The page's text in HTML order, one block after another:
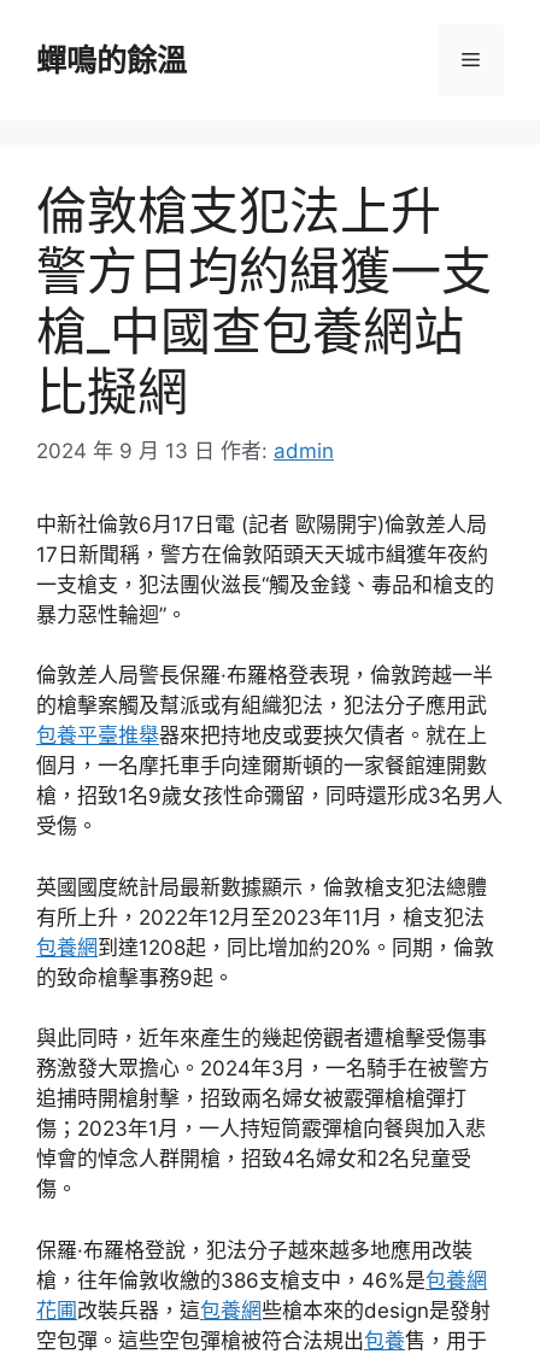
蟬鳴的餘溫 選
倫敦槍支犯法上升
警方日均約緝獲一支
槍_中國查包養網站
比擬網
2024 年 9 月 13 日 作者: admin
中新社倫敦6月17日電 (記者 歐陽開宇)倫敦差人局
17日新聞稱，警方在倫敦陌頭天天城市緝獲年夜約
一支槍支，犯法團伙滋長“觸及金錢、毒品和槍支的
暴力惡性輪迴”。
倫敦差人局警長保羅·布羅格登表現，倫敦跨越一半
的槍擊案觸及幫派或有組織犯法，犯法分子應用武
包養平臺推舉器來把持地皮或要挾欠債者。就在上
個月，一名摩托車手向達爾斯頓的一家餐館連開數
槍，招致1名9歲女孩性命彌留，同時還形成3名男人
受傷。
英國國度統計局最新數據顯示，倫敦槍支犯法總體
有所上升，2022年12月至2023年11月，槍支犯法
包養網到達1208起，同比增加約20%。同期，倫敦
的致命槍擊事務9起。
與此同時，近年來產生的幾起傍觀者遭槍擊受傷事
務激發大眾擔心。2024年3月，一名騎手在被警方
追捕時開槍射擊，招致兩名婦女被霰彈槍槍彈打
傷；2023年1月，一人持短筒霰彈槍向餐與加入悲
悼會的悼念人群開槍，招致4名婦女和2名兒童受
傷。
保羅·布羅格登說，犯法分子越來越多地應用改裝
槍，往年倫敦收繳的386支槍支中，46%是包養網
花圃改裝兵器，這包養網些槍本來的design是發射
空包彈。這些空包彈槍被符合法規出包養售，用于